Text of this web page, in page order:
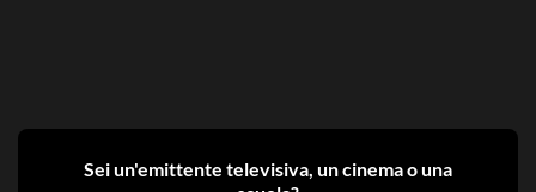
Sei un'emittente televisiva, un cinema o una